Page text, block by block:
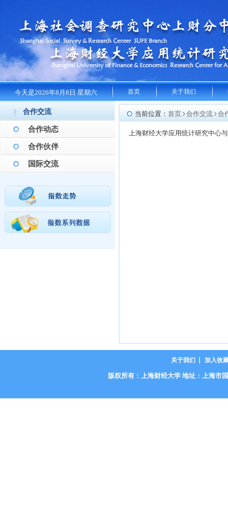
今天是2026年8月8日 星期六 首页 关于我们
合作交流
合作动态
合作伙伴
国际交流
当前位置： 首页 合作交流 合
上海财经大学应用统计研究中心
关于我们 加入收
版权所有：上海财经大学 地址：上海